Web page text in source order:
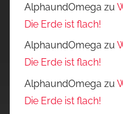
AlphaundOmega zu
Die Erde ist flach!
AlphaundOmega zu
Die Erde ist flach!
AlphaundOmega zu
Die Erde ist flach!